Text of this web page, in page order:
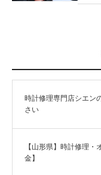
時計修理専門店シエン
さい
【山形県】時計修理
金】